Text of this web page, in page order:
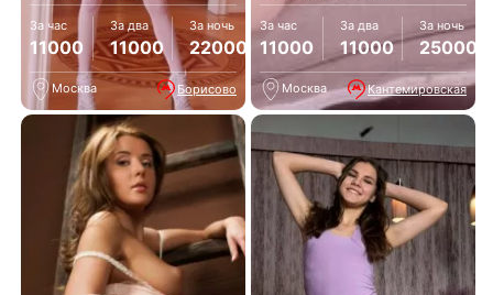
За час
11000
За два
11000
За ночь
22000
Москва Борисово
За час
11000
За два
11000
За ночь
25000
Москва Кантемировская